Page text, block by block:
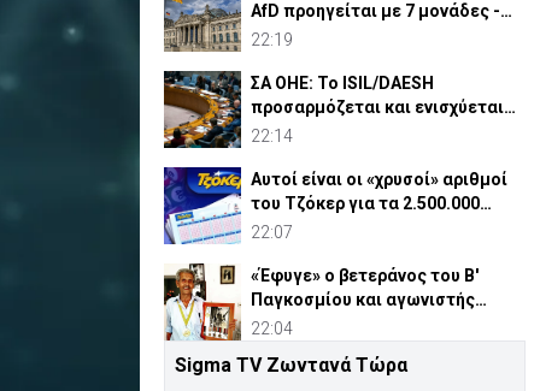
AfD προηγείται με 7 μονάδες -
Διεύρυνε τη διαφορά
22:19
ΣΑ ΟΗΕ: Το ISIL/DAESH
προσαρμόζεται και ενισχύεται
στην Αφρική - Πώς απειλεί
22:14
Αυτοί είναι οι «χρυσοί» αριθμοί
του Τζόκερ για τα 2.500.000
ευρώ
22:07
«Έφυγε» ο βετεράνος του Β'
Παγκοσμίου και αγωνιστής
ΕΟΚΑ, Παύλος Μ. Κασάπης
22:04
«Όχι» 9 χωρών σε ισχυρισμό
Sigma TV Ζωντανά Τώρα